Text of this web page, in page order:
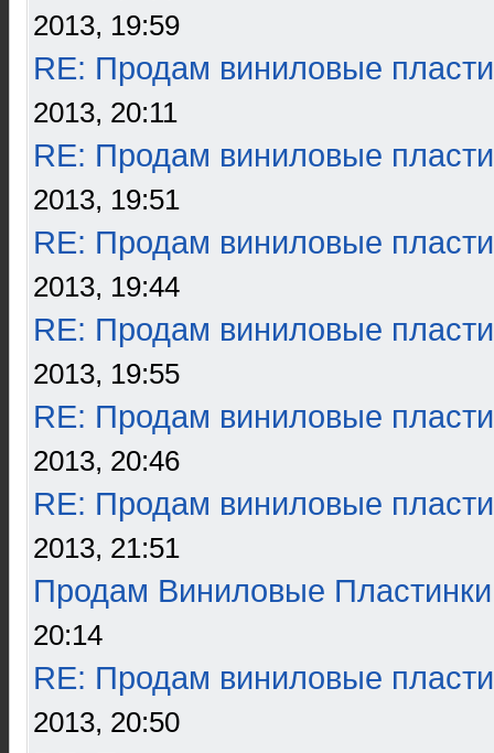
2013, 19:59
RE: Продам виниловые
2013, 20:11
RE: Продам виниловые
2013, 19:51
RE: Продам виниловые
2013, 19:44
RE: Продам виниловые
2013, 19:55
RE: Продам виниловые
2013, 20:46
RE: Продам виниловые
2013, 21:51
Продам Виниловые Пластинки
20:14
RE: Продам виниловые
2013, 20:50